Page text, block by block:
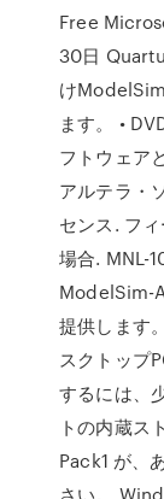
Free
30日
け
ます。 •
フトウェア
アルテラ・
センス. フ
場合. MNL-
ModelSim-
提供します
スクトップ
するには、
トの内蔵ス
Pack1 が、
さい。